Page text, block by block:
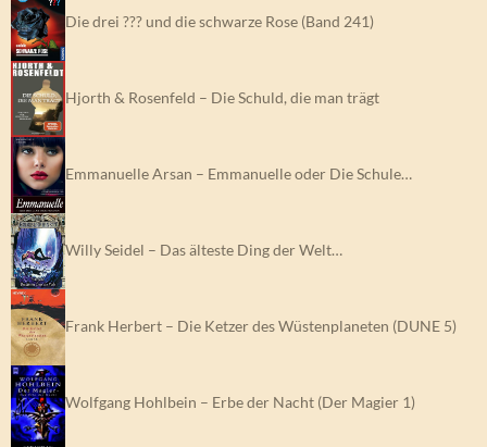
Die drei ??? und die schwarze Rose (Band 241)
Hjorth & Rosenfeld – Die Schuld, die man trägt
Emmanuelle Arsan – Emmanuelle oder Die Schule…
Willy Seidel – Das älteste Ding der Welt…
Frank Herbert – Die Ketzer des Wüstenplaneten (DUNE 5)
Wolfgang Hohlbein – Erbe der Nacht (Der Magier 1)